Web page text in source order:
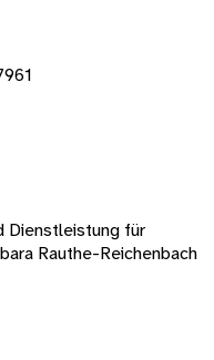
Dienstleistung für
Rauthe-Reichenbach